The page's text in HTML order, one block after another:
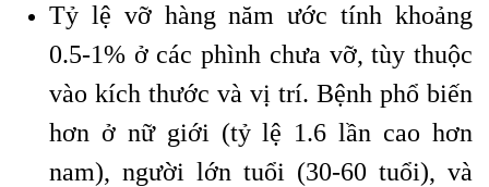
Tỷ lệ vỡ hàng năm ước tính khoảng
0.5-1% ở các phình chưa vỡ, tùy thuộc
vào kích thước và vị trí. Bệnh phổ biến
hơn ở nữ giới (tỷ lệ 1.6 lần cao hơn
nam), người lớn tuổi (30-60 tuổi), và